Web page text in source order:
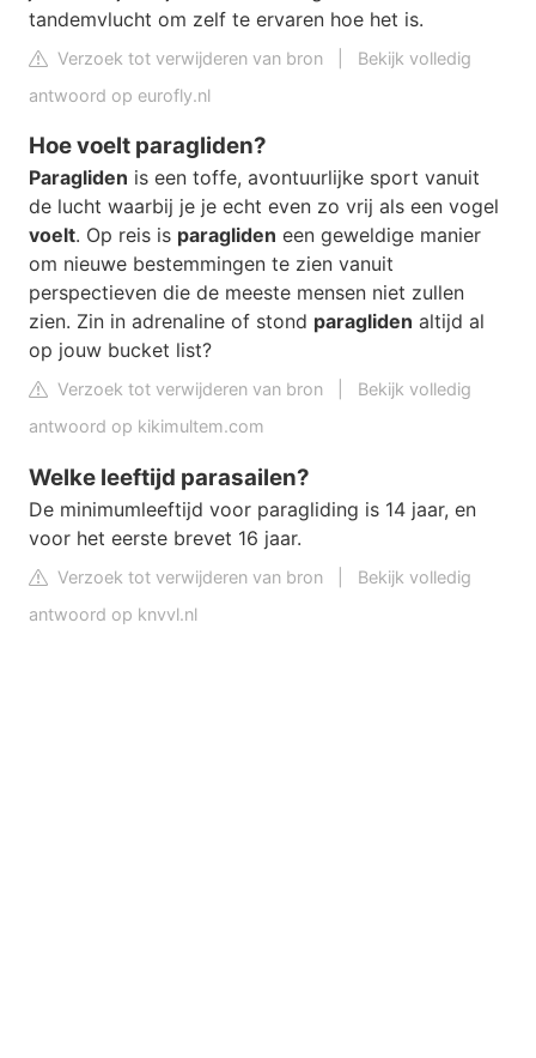
tandemvlucht om zelf te ervaren hoe het is.
Verzoek tot verwijderen van bron
Bekijk volledig
antwoord op eurofly.nl
Hoe voelt paragliden?
Paragliden is een toffe, avontuurlijke sport vanuit
de lucht waarbij je je echt even zo vrij als een vogel
voelt. Op reis is paragliden een geweldige manier
om nieuwe bestemmingen te zien vanuit
perspectieven die de meeste mensen niet zullen
zien. Zin in adrenaline of stond paragliden altijd al
op jouw bucket list?
Verzoek tot verwijderen van bron
Bekijk volledig
antwoord op kikimultem.com
Welke leeftijd parasailen?
De minimumleeftijd voor paragliding is 14 jaar, en
voor het eerste brevet 16 jaar.
Verzoek tot verwijderen van bron
Bekijk volledig
antwoord op knvvl.nl